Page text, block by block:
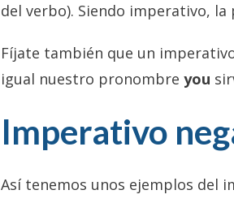
del verbo). Siendo imperativo,
Fíjate también que un
igual nuestro pronombre you
Imperativo
Así tenemos unos ejemplos del